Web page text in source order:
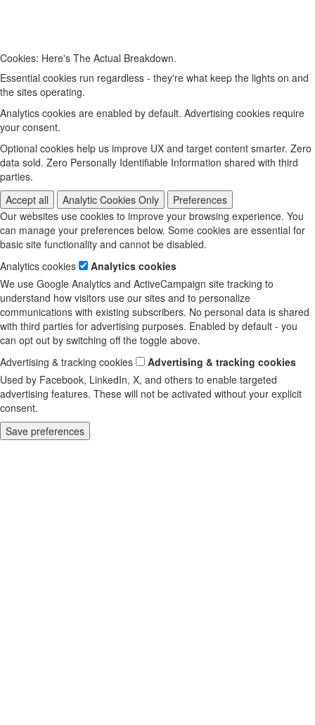
Cookies: Here's The Actual Breakdown.
Essential cookies run regardless - they're what keep the lights on and
the sites operating.
Analytics cookies are enabled by default. Advertising cookies require
your consent.
Optional cookies help us improve UX and target content smarter. Zero
data sold. Zero Personally Identifiable Information shared with third
parties.
Accept all
Analytic Cookies Only
Preferences
Our websites use cookies to improve your browsing experience. You
can manage your preferences below. Some cookies are essential for
basic site functionality and cannot be disabled.
Analytics cookies
Analytics cookies
We use Google Analytics and ActiveCampaign site tracking to
understand how visitors use our sites and to personalize
communications with existing subscribers. No personal data is shared
with third parties for advertising purposes. Enabled by default - you
can opt out by switching off the toggle above.
Advertising & tracking cookies
Advertising & tracking cookies
Used by Facebook, LinkedIn, X, and others to enable targeted
advertising features. These will not be activated without your explicit
consent.
Save preferences